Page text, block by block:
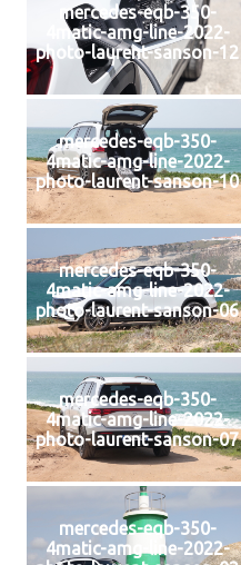
mercedes-eqb-350-
4matic-amg-line-2022-
photo-laurent-sanson-12
mercedes-eqb-350-
4matic-amg-line-2022-
photo-laurent-sanson-10
mercedes-eqb-350-
4matic-amg-line-2022-
photo-laurent-sanson-06
mercedes-eqb-350-
4matic-amg-line-2022-
photo-laurent-sanson-07
mercedes-eqb-350-
4matic-amg-line-2022-